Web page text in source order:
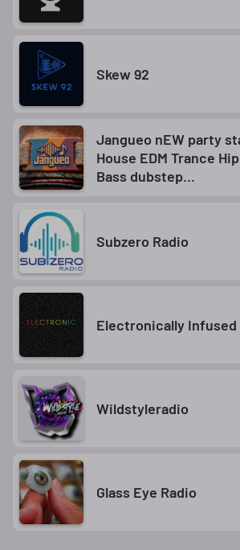
Skew 92
Jangueo nEW party
House EDM Trance
Bass dubstep
Subzero Radio
Electronically Infused
Wildstyleradio
Glass Eye Radio